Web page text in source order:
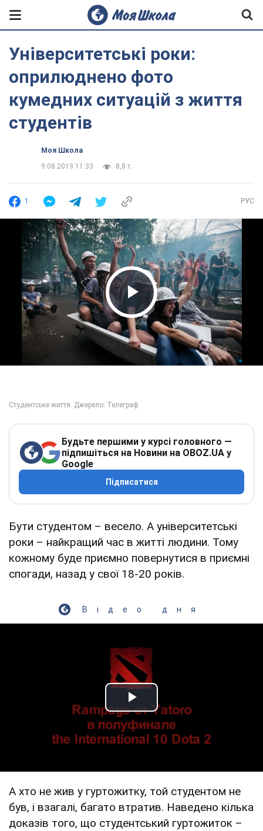
Університетські роки:
оприлюднено фото
кумедних ситуацій з життя
студентів
Моя Школа
9.08.2019 11:33
8,8 т.
1 РУС
Play Video
Будьте першими у курсі головного —
підпишіться на Новини на OBOZ.UA у
Google
Підписатися
Бути студентом – весело. А університетські
роки – найкращий час в житті людини. Тому
кожному буде приємно повернутися в приємні
спогади, назад у свої 18-20 років.
Відео дня
Play Video
А хто не жив у гуртожитку, той студентом не
був, і взагалі, багато втратив. Наведено кілька
доказів того, що студентський гуртожиток –